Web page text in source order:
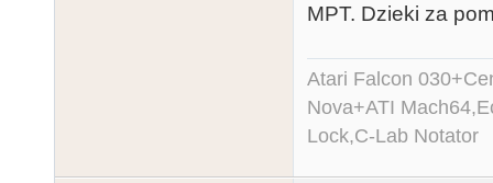
MPT. Dzieki za
Atari Falcon
Nova+ATI
Lock,C-Lab Notator